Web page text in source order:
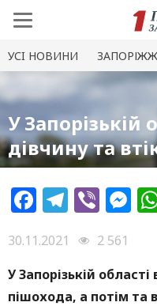
УСI НОВИНИ
У Запорізькій
дівчину та
Facebook
30.11.2021
2 561
У Запорізькій
пішохода, а потім та